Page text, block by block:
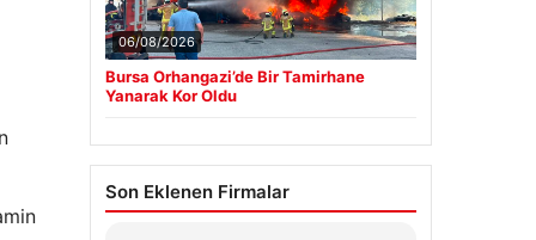
06/08/2026
Bursa Orhangazi’de Bir Tamirhane
Yanarak Kor Oldu
Son Eklenen Firmalar